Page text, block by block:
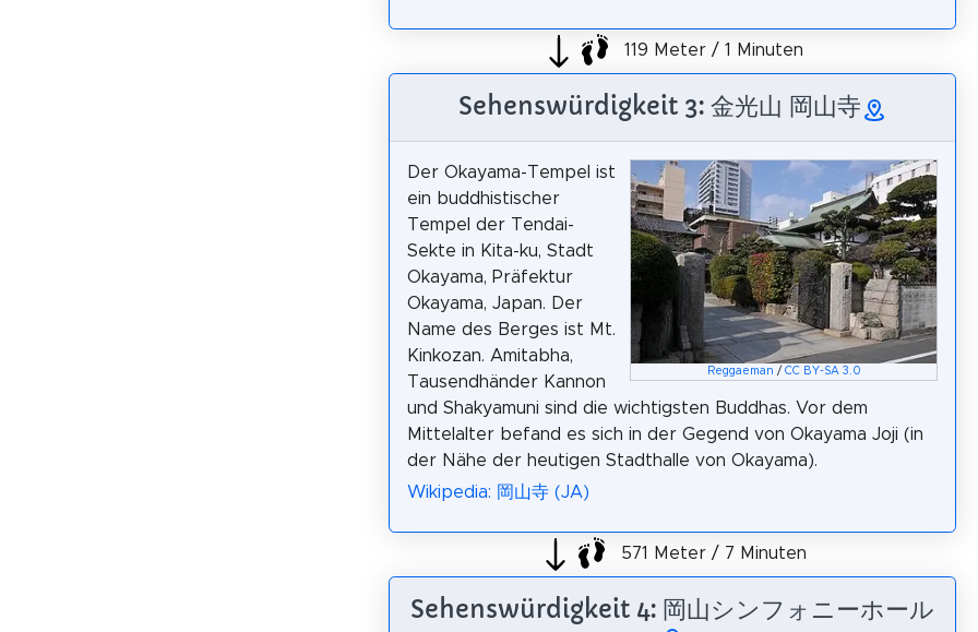
119 Meter / 1 Minuten
Sehenswürdigkeit 3: 金光山 岡山寺
Reggaeman / CC BY-SA 3.0
Der Okayama-Tempel ist
ein buddhistischer
Tempel der Tendai-
Sekte in Kita-ku, Stadt
Okayama, Präfektur
Okayama, Japan. Der
Name des Berges ist Mt.
Kinkozan. Amitabha,
Tausendhänder Kannon
und Shakyamuni sind die wichtigsten Buddhas. Vor dem
Mittelalter befand es sich in der Gegend von Okayama Joji (in
der Nähe der heutigen Stadthalle von Okayama).
Wikipedia: 岡山寺 (JA)
571 Meter / 7 Minuten
Sehenswürdigkeit 4: 岡山シンフォニーホール